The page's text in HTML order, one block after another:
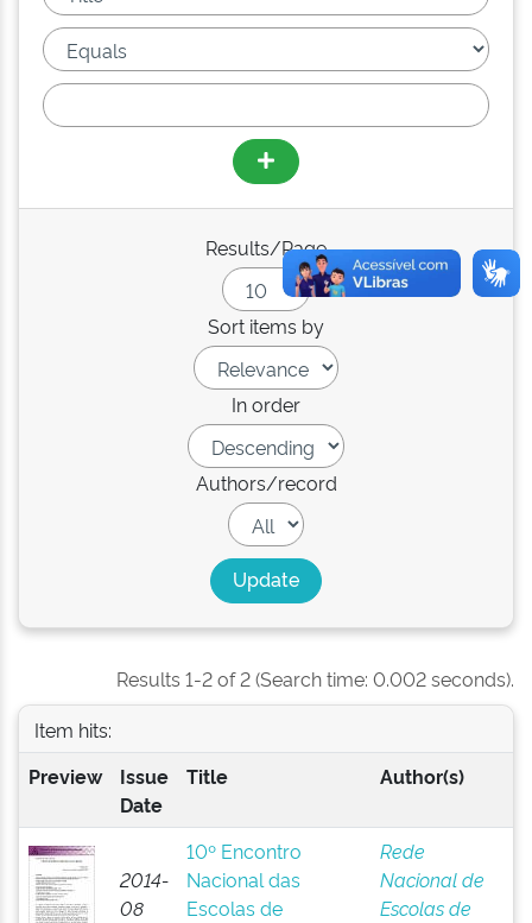
Results/Page
Sort items by
In order
Authors/record
Results 1-2 of 2 (Search time: 0.002 seconds).
Item hits:
Preview
Issue
Date
Title Author(s)
2014-
08
10º Encontro
Nacional das
Escolas de
Rede
Nacional de
Escolas de